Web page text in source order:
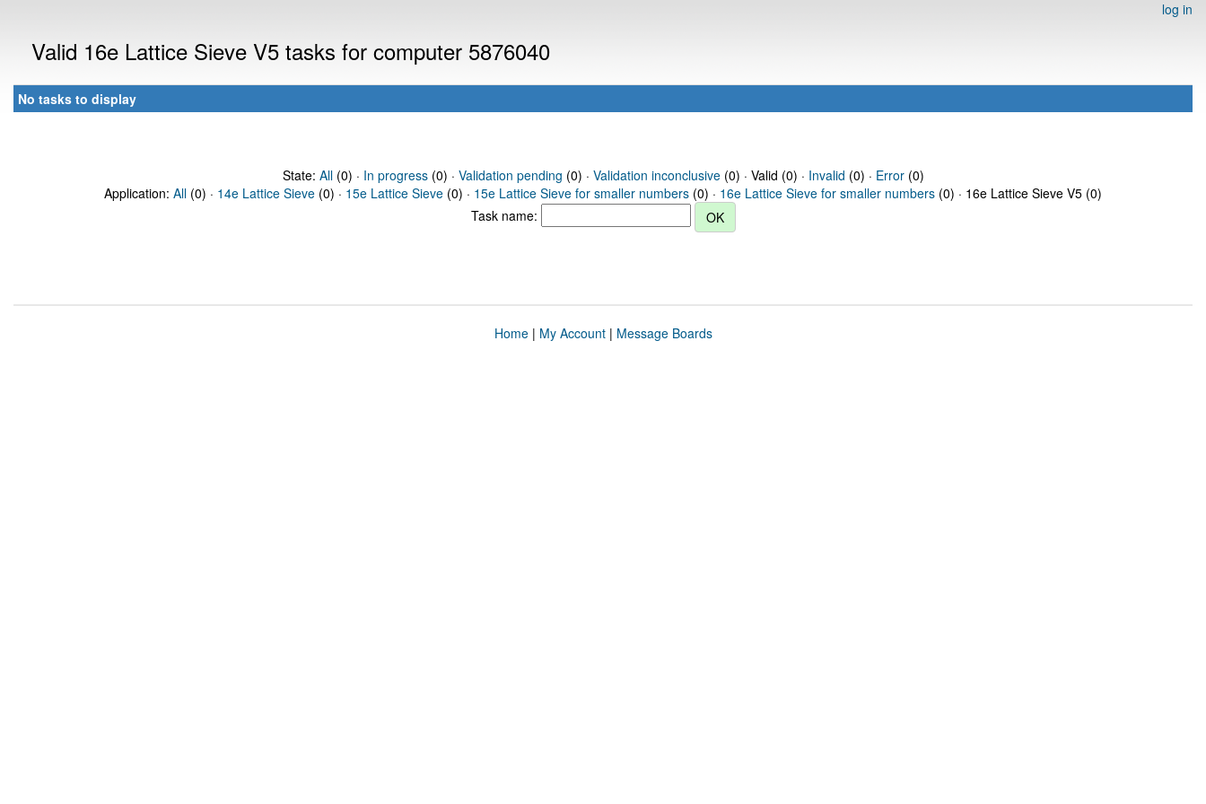
log in
Valid 16e Lattice Sieve V5 tasks for computer 5876040
No tasks to display
State: All(0) · In progress(0) · Validation pending (0) · Validation inconclusive(0) · Valid (0) · Invalid (0) · Error(0)
Application: All (0) · 14e Lattice Sieve (0) · 15e Lattice Sieve (0) · 15e Lattice Sieve for smaller numbers (0) · 16e Lattice Sieve for smaller numbers (0) · 16e Lattice Sieve V5 (0)
Task name:
Home| My Account| Message Boards